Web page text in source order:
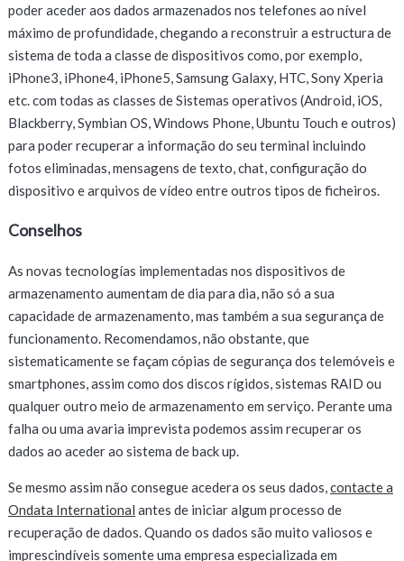
poder aceder aos dados armazenados nos telefones ao nível
máximo de profundidade, chegando a reconstruir a estructura de
sistema de toda a classe de dispositivos como, por exemplo,
iPhone3, iPhone4, iPhone5, Samsung Galaxy, HTC, Sony Xperia
etc. com todas as classes de Sistemas operativos (Android, iOS,
Blackberry, Symbian OS, Windows Phone, Ubuntu Touch e outros)
para poder recuperar a informação do seu terminal incluindo
fotos eliminadas, mensagens de texto, chat, configuração do
dispositivo e arquivos de vídeo entre outros tipos de ficheiros.
Conselhos
As novas tecnologías implementadas nos dispositivos de
armazenamento aumentam de dia para dia, não só a sua
capacidade de armazenamento, mas também a sua segurança de
funcionamento. Recomendamos, não obstante, que
sistematicamente se façam cópias de segurança dos telemóveis e
smartphones, assim como dos discos rígidos, sistemas RAID ou
qualquer outro meio de armazenamento em serviço. Perante uma
falha ou uma avaria imprevista podemos assim recuperar os
dados ao aceder ao sistema de back up.
Se mesmo assim não consegue acedera os seus dados,contacte a
Ondata International antes de iniciar algum processo de
recuperação de dados. Quando os dados são muito valiosos e
imprescindíveis somente uma empresa especializada em